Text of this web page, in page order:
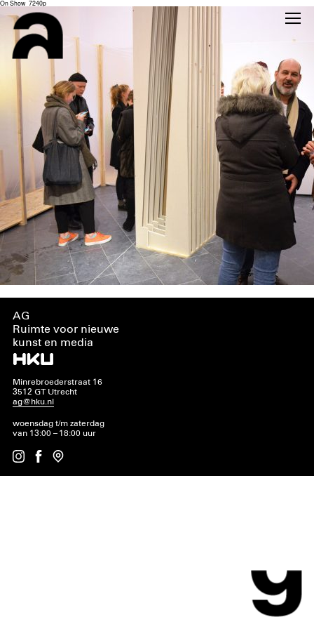
On Show_7240p
AG
Ruimte voor nieuwe
kunst en media
Minrebroederstraat 16
3512 GT Utrecht
ag@hku.nl
woensdag t/m zaterdag
van 13:00 – 18:00 uur